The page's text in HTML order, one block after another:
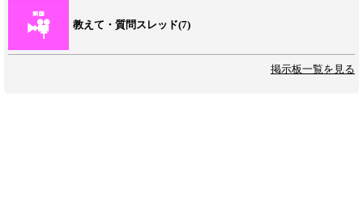
教えて・質問スレッド(7)
掲示板一覧を見る